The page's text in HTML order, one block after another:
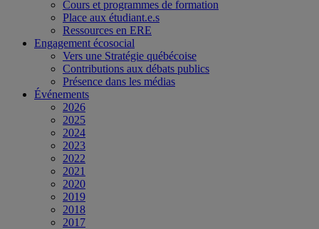
Cours et programmes de formation
Place aux étudiant.e.s
Ressources en ERE
Engagement écosocial
Vers une Stratégie québécoise
Contributions aux débats publics
Présence dans les médias
Événements
2026
2025
2024
2023
2022
2021
2020
2019
2018
2017